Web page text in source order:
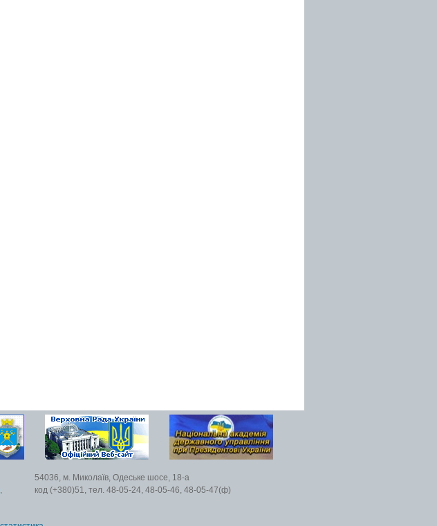
,
54036, м. Миколаїв, Одеське шосе, 18-а
код (+380)51, тел. 48-05-24, 48-05-46, 48-05-47(ф)